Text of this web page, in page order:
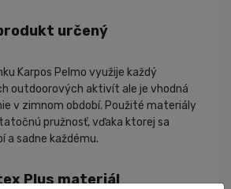
určený
Karpos Pelmo využije každý
outdoorových aktivít ale je vhodná
v zimnom období. Použité materiály
pružnosť, vďaka ktorej sa
a sadne každému.
Plus materiál